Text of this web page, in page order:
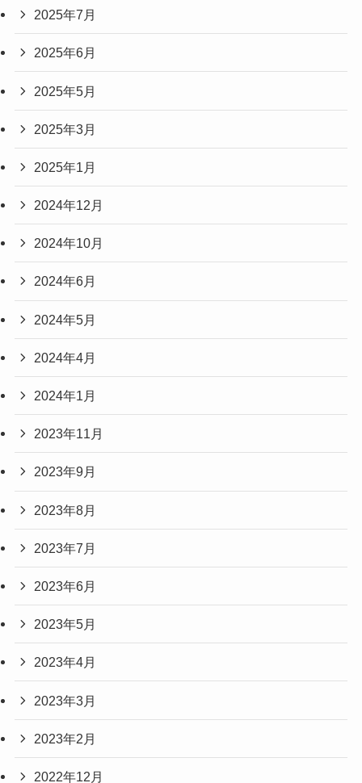
2025年7月
2025年6月
2025年5月
2025年3月
2025年1月
2024年12月
2024年10月
2024年6月
2024年5月
2024年4月
2024年1月
2023年11月
2023年9月
2023年8月
2023年7月
2023年6月
2023年5月
2023年4月
2023年3月
2023年2月
2022年12月